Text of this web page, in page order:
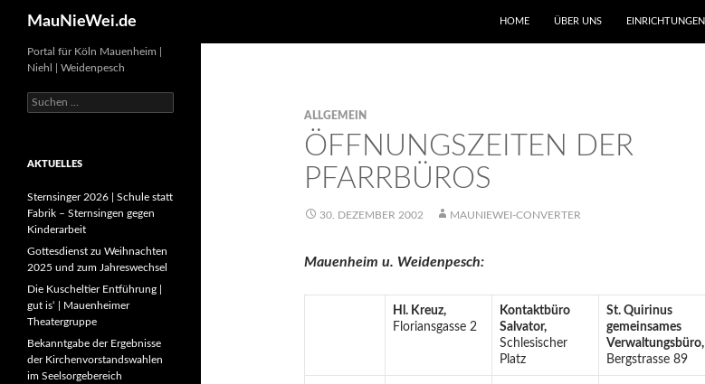
MauNieWei.de
HOME
ÜBER UNS EINRICHTUNGEN
ALLGEMEIN
ÖFFNUNGSZEITEN DER
PFARRBÜROS
30. DEZEMBER 2002 MAUNIEWEI-CONVERTER
Mauenheim u. Weidenpesch:
Hl. Kreuz,
Floriansgasse 2
Kontaktbüro
Salvator,
Schlesischer
Platz
St. Quirinus
gemeinsames
Verwaltungsbüro,
Bergstrasse 89
Portal für Köln Mauenheim |
Niehl | Weidenpesch
Suchen
nach:
AKTUELLES
Sternsinger 2026 | Schule statt
Fabrik – Sternsingen gegen
Kinderarbeit
Gottesdienst zu Weihnachten
2025 und zum Jahreswechsel
Die Kuscheltier Entführung |
gut is‘ | Mauenheimer
Theatergruppe
Bekanntgabe der Ergebnisse
der Kirchenvorstandswahlen
im Seelsorgebereich